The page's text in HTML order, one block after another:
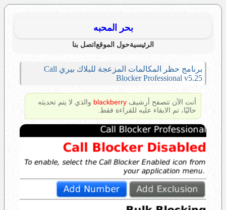
بحر المحبه
الرئيسيةحول الموقع اتصل بنا
برنامج حظر المكالمات المزعجة للبلاك بيري Call
Blocker Professional v5.25
أنت الآن تتصفح أرشيف blackberry والذي لا يتم تحديثه
حاليًا، تم الابقاء عليه للقراءة فقط.